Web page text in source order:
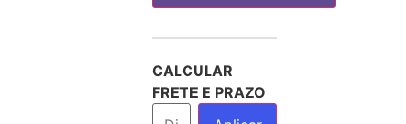
CALCULAR
FRETE E PRAZO